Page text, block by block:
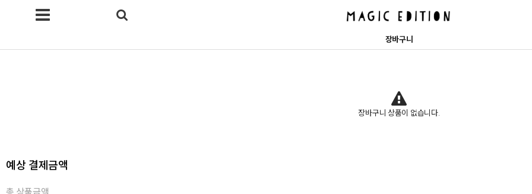
장바구니
장바구니 상품이 없습니다.
예상 결제금액